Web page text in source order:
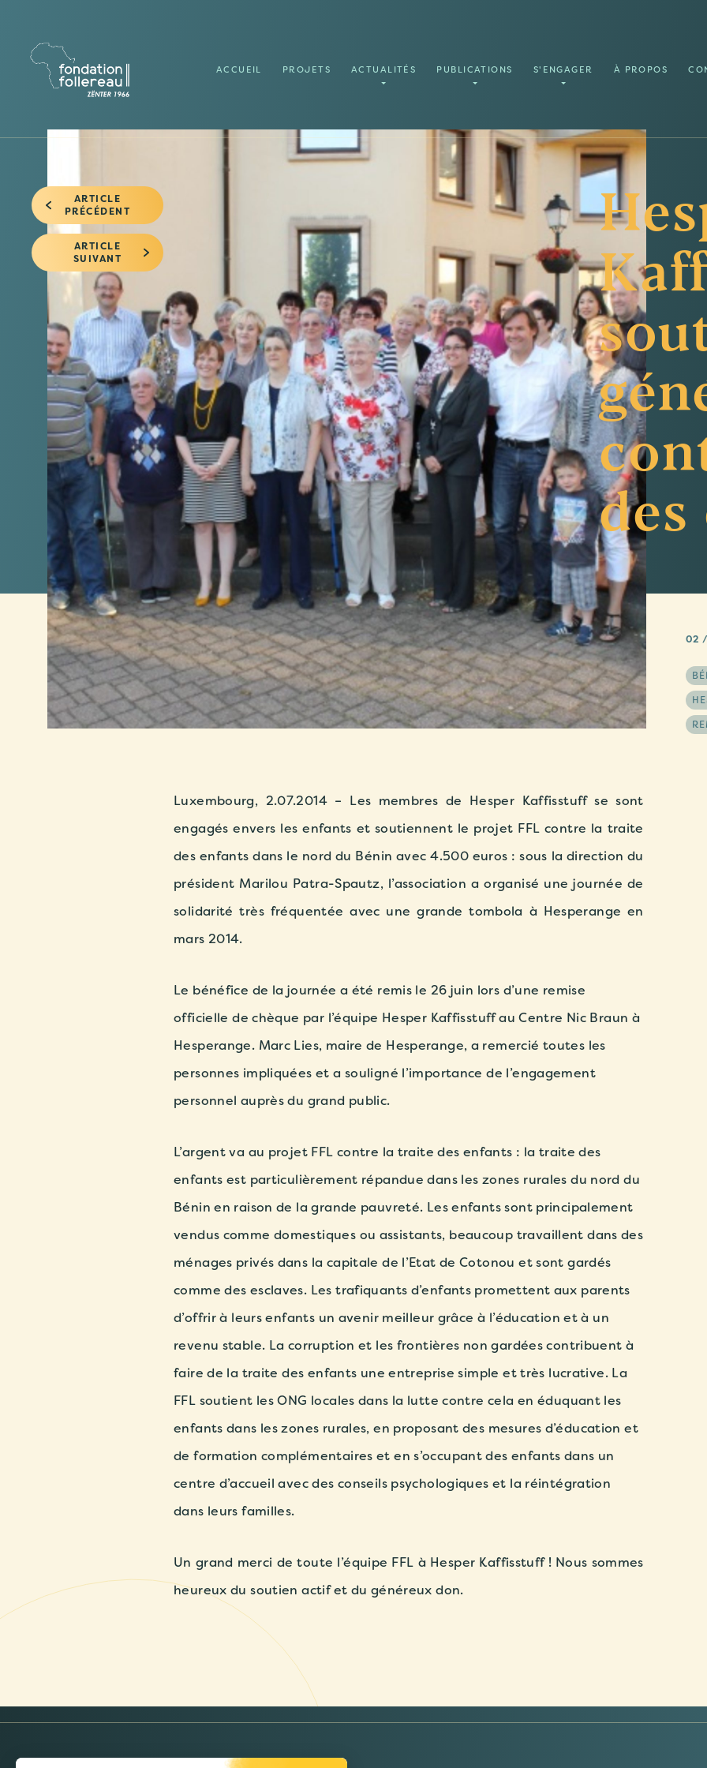
ACCUEIL PROJETS ACTUALITÉS PUBLICATIONS S'ENGAGER À PROPOS
ARTICLE
PRÉCÉDENT
ARTICLE
SUIVANT
des
02
Luxembourg, 2.07.2014 – Les membres de Hesper Kaffisstuff se sont
engagés envers les enfants et soutiennent le projet FFL contre la traite
des enfants dans le nord du Bénin avec 4.500 euros : sous la direction du
président Marilou Patra-Spautz, l’association a organisé une journée de
solidarité très fréquentée avec une grande tombola à Hesperange en
mars 2014.
Le bénéfice de la journée a été remis le 26 juin lors d’une remise
officielle de chèque par l’équipe Hesper Kaffisstuff au Centre Nic Braun à
Hesperange. Marc Lies, maire de Hesperange, a remercié toutes les
personnes impliquées et a souligné l’importance de l’engagement
personnel auprès du grand public.
L’argent va au projet FFL contre la traite des enfants : la traite des
enfants est particulièrement répandue dans les zones rurales du nord du
Bénin en raison de la grande pauvreté. Les enfants sont principalement
vendus comme domestiques ou assistants, beaucoup travaillent dans des
ménages privés dans la capitale de l’Etat de Cotonou et sont gardés
comme des esclaves. Les trafiquants d’enfants promettent aux parents
d’offrir à leurs enfants un avenir meilleur grâce à l’éducation et à un
revenu stable. La corruption et les frontières non gardées contribuent à
faire de la traite des enfants une entreprise simple et très lucrative. La
FFL soutient les ONG locales dans la lutte contre cela en éduquant les
enfants dans les zones rurales, en proposant des mesures d’éducation et
de formation complémentaires et en s’occupant des enfants dans un
centre d’accueil avec des conseils psychologiques et la réintégration
dans leurs familles.
Un grand merci de toute l’équipe FFL à Hesper Kaffisstuff ! Nous sommes
heureux du soutien actif et du généreux don.